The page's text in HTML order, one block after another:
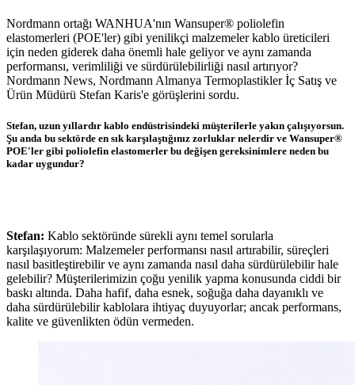
Nordmann ortağı WANHUA'nın Wansuper® poliolefin
elastomerleri (POE'ler) gibi yenilikçi malzemeler kablo üreticileri
için neden giderek daha önemli hale geliyor ve aynı zamanda
performansı, verimliliği ve sürdürülebilirliği nasıl artırıyor?
Nordmann News, Nordmann Almanya Termoplastikler İç Satış ve
Ürün Müdürü Stefan Karis'e görüşlerini sordu.
Stefan, uzun yıllardır kablo endüstrisindeki müşterilerle yakın çalışıyorsun.
Şu anda bu sektörde en sık karşılaştığınız zorluklar nelerdir ve Wansuper®
POE'ler gibi poliolefin elastomerler bu değişen gereksinimlere neden bu
kadar uygundur?
Stefan: Kablo sektöründe sürekli aynı temel sorularla
karşılaşıyorum: Malzemeler performansı nasıl artırabilir, süreçleri
nasıl basitleştirebilir ve aynı zamanda nasıl daha sürdürülebilir hale
gelebilir? Müşterilerimizin çoğu yenilik yapma konusunda ciddi bir
baskı altında. Daha hafif, daha esnek, soğuğa daha dayanıklı ve
daha sürdürülebilir kablolara ihtiyaç duyuyorlar; ancak performans,
kalite ve güvenlikten ödün vermeden.